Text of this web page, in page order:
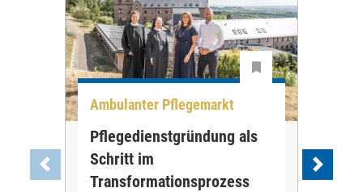
Ambulanter Pflegemarkt
Pflegedienstgründung als
Schritt im
Transformationsprozess